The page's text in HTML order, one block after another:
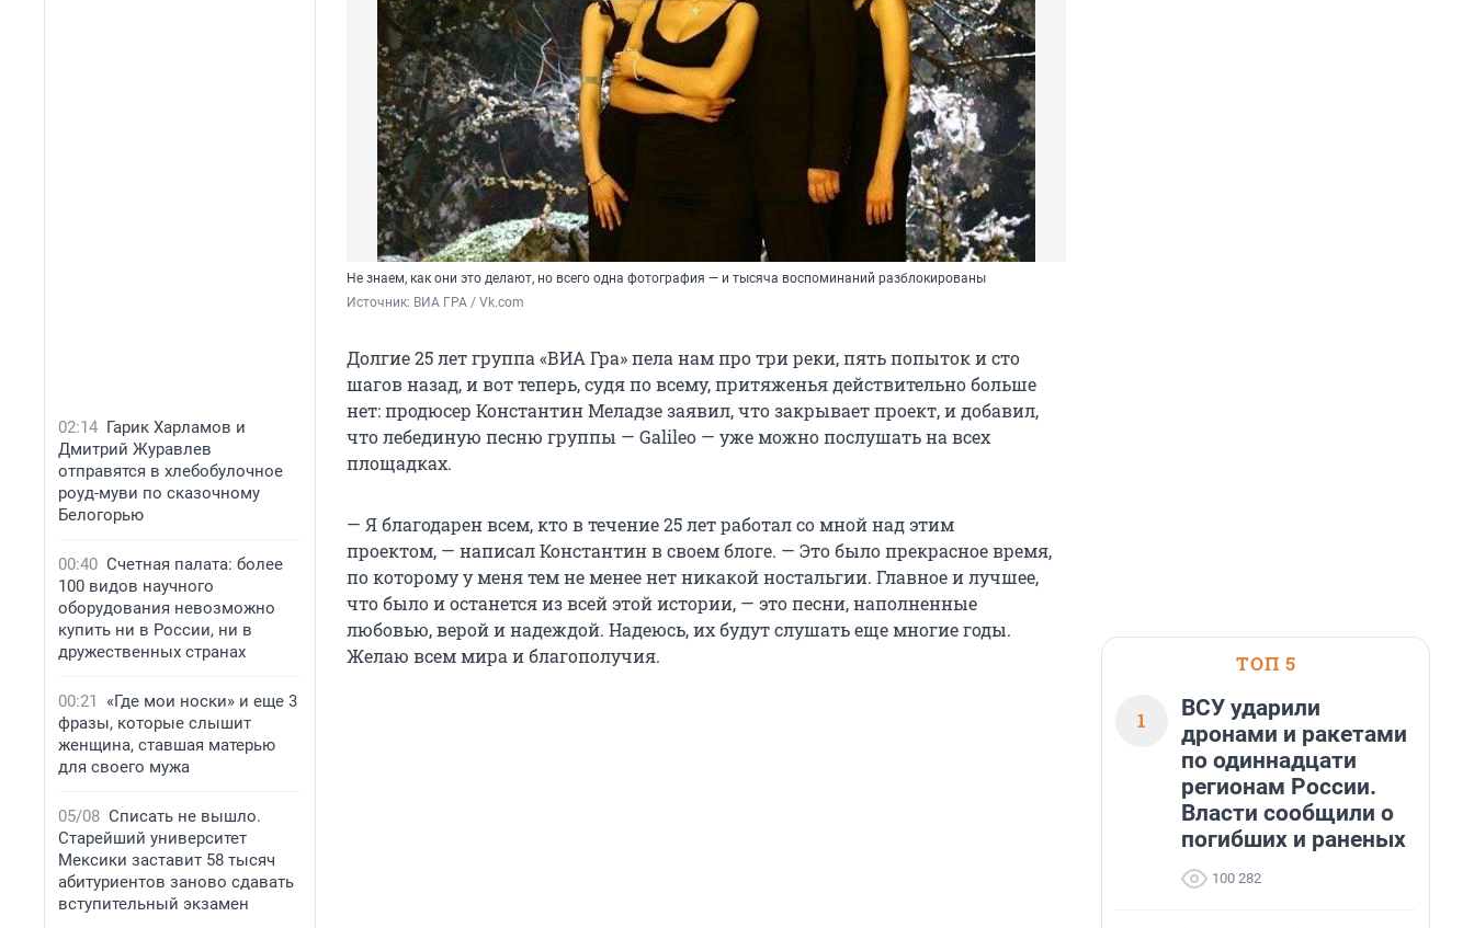
02:14 Гарик Харламов и
Дмитрий Журавлев
отправятся в хлебобулочное
роуд-муви по сказочному
Белогорью
00:40 Счетная палата: более
100 видов научного
оборудования невозможно
купить ни в России, ни в
дружественных странах
00:21
«Где мои носки» и еще 3
фразы, которые слышит
женщина, ставшая матерью
для своего мужа
05/08 Списать не вышло.
Старейший университет
Мексики заставит 58 тысяч
абитуриентов заново сдавать
вступительный экзамен
Не знаем, как они это делают, но всего одна фотография — и тысяча воспоминаний разблокированы
Источник: ВИА ГРА / Vk.com
Долгие 25 лет группа «ВИА Гра» пела нам про три реки, пять попыток и сто
шагов назад, и вот теперь, судя по всему, притяженья действительно больше
нет: продюсер Константин Меладзе заявил, что закрывает проект, и добавил,
что лебединую песню группы — Galileo — уже можно послушать на всех
площадках.
— Я благодарен всем, кто в течение 25 лет работал со мной над этим
проектом, — написал Константин в своем блоге. — Это было прекрасное время,
по которому у меня тем не менее нет никакой ностальгии. Главное и лучшее,
что было и останется из всей этой истории, — это песни, наполненные
любовью, верой и надеждой. Надеюсь, их будут слушать еще многие годы.
Желаю всем мира и благополучия.
ТОП 5
1
ВСУ ударили
дронами и ракетами
по одиннадцати
регионам России.
Власти сообщили о
погибших и раненых
100 282